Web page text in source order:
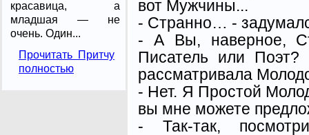
красавица, а
младшая — не
очень. Один...
Прочитать Притчу
полностью
вот Мужчины...
- Странно… -
- А Вы, наверное,
Писатель или
рассматривала
- Нет. Я Простой
вы мне можете
- Так-так,